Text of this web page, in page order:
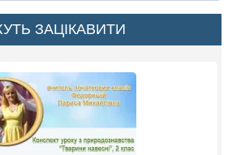
ЗАЦІКАВИТИ